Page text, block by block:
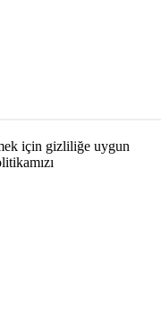
için gizliliğe uygun